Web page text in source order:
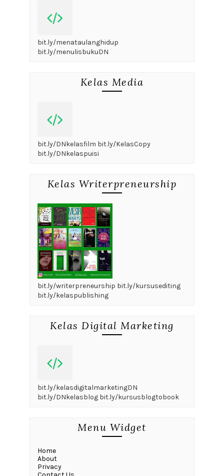
bit.ly/menataulanghidup
bit.ly/menulisbukuDN
Kelas Media
bit.ly/DNkelasfilm bit.ly/KelasCopy
bit.ly/DNkelaspuisi
Kelas Writerpreneurship
bit.ly/writerpreneurship bit.ly/kursusediting
bit.ly/kelaspublishing
Kelas Digital Marketing
bit.ly/kelasdigitalmarketingDN
bit.ly/DNkelasblog bit.ly/kursusblogtobook
Menu Widget
Home
About
Privacy